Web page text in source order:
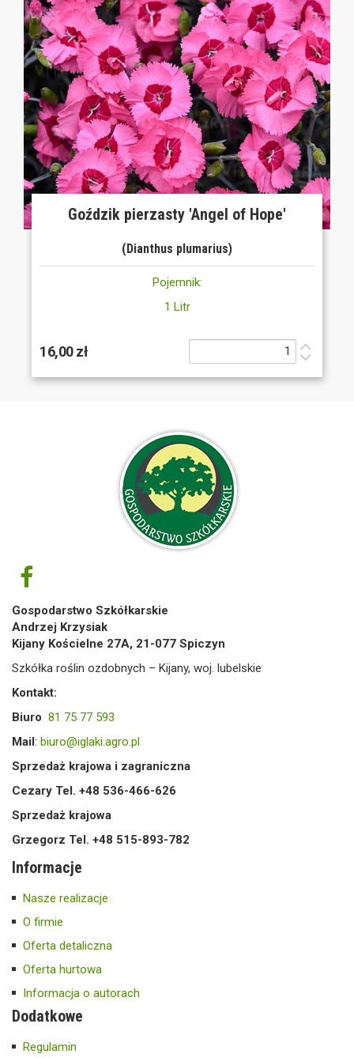
Goździk pierzasty 'Angel of Hope'
(Dianthus plumarius)
Pojemnik:
1 Litr
16,00 zł
Gospodarstwo Szkółkarskie
Andrzej Krzysiak
Kijany Kościelne 27A, 21-077 Spiczyn
Szkółka roślin ozdobnych – Kijany, woj. lubelskie
Kontakt:
Biuro 81 75 77 593
Mail: biuro@iglaki.agro.pl
Sprzedaż krajowa i zagraniczna
Cezary Tel. +48 536-466-626
Sprzedaż krajowa
Grzegorz Tel. +48 515-893-782
Informacje
Nasze realizacje
O firmie
Oferta detaliczna
Oferta hurtowa
Informacja o autorach
Dodatkowe
Regulamin